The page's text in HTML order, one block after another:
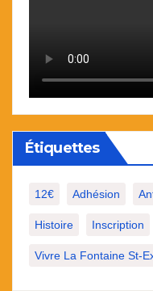
Étiquettes
12€ Adhésion
Histoire Inscription
Vivre La Fontaine St-